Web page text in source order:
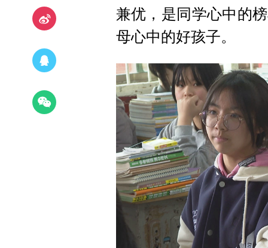
兼优，是同学心中的
母心中的好孩子。